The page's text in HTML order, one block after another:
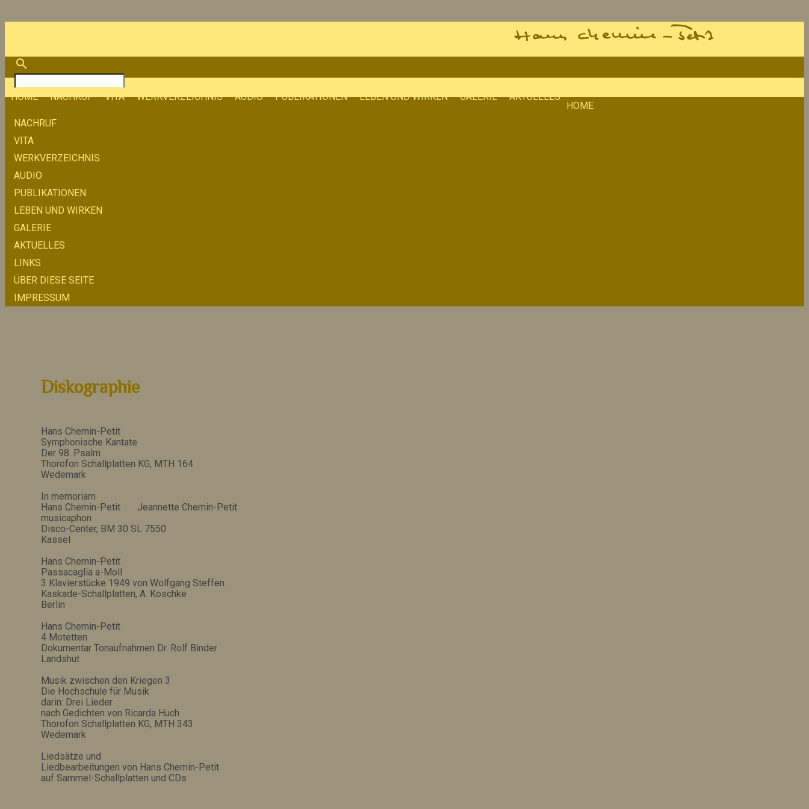
search
HOME NACHRUF VITA WERKVERZEICHNIS AUDIO PUBLIKATIONEN LEBEN UND WIRKEN GALERIE AKTUELLES
HOME
NACHRUF
VITA
WERKVERZEICHNIS
AUDIO
PUBLIKATIONEN
LEBEN UND WIRKEN
GALERIE
AKTUELLES
LINKS
ÜBER DIESE SEITE
IMPRESSUM
Diskographie
Hans Chemin-Petit
Symphonische Kantate
Der 98. Psalm
Thorofon Schallplatten KG, MTH 164
Wedemark
In memoriam
Hans Chemin-Petit Jeannette Chemin-Petit
musicaphon
Disco-Center, BM 30 SL 7550
Kassel
Hans Chemin-Petit
Passacaglia a-Moll
3 Klavierstücke 1949 von Wolfgang Steffen
Kaskade-Schallplatten, A. Koschke
Berlin
Hans Chemin-Petit
4 Motetten
Dokumentar Tonaufnahmen Dr. Rolf Binder
Landshut
Musik zwischen den Kriegen 3
Die Hochschule für Musik
darin: Drei Lieder
nach Gedichten von Ricarda Huch
Thorofon Schallplatten KG, MTH 343
Wedemark
Liedsätze und
Liedbearbeitungen von Hans Chemin-Petit
auf Sammel-Schallplatten und CDs